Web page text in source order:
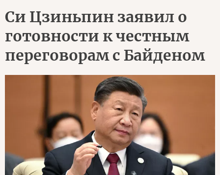
Си Цзиньпин заявил о
готовности к честным
переговорам с Байденом